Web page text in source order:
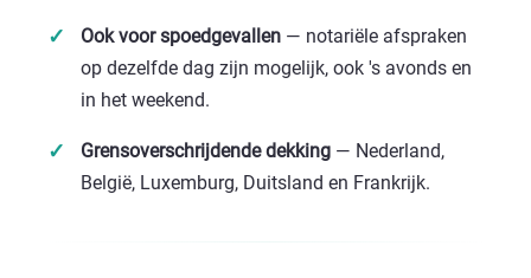
Ook voor spoedgevallen — notariële afspraken
op dezelfde dag zijn mogelijk, ook 's avonds en
in het weekend.
Grensoverschrijdende dekking — Nederland,
België, Luxemburg, Duitsland en Frankrijk.